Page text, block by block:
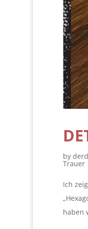
by
Trauer
Ich
haben